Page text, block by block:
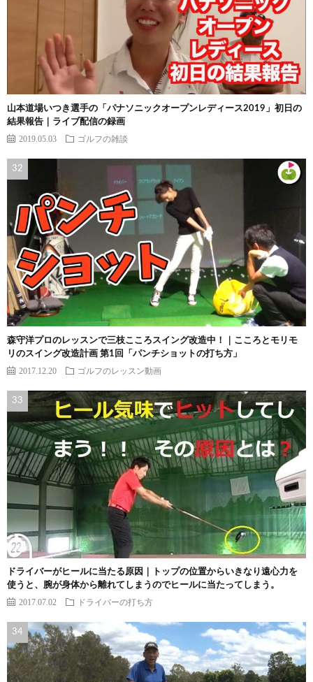
山本道場いつき選手の「パナソニックオープンレディース2019」初日の
結果報告｜ライブ配信の録画
2019.05.03 ゴルフの雑談
森守洋プロのレッスンで三枝こころスイング改造中！｜こころとモリモ
リのスイング改造計画 第1回「パンチショットの打ち方」
2017.12.20 ゴルフのレッスン動画
ドライバーがヒールに当たる原因｜トップの位置からいきなり遠心力を
使うと、腕が身体から離れてしまうのでヒールに当たってしまう。
2017.07.02 ドライバーの打ち方